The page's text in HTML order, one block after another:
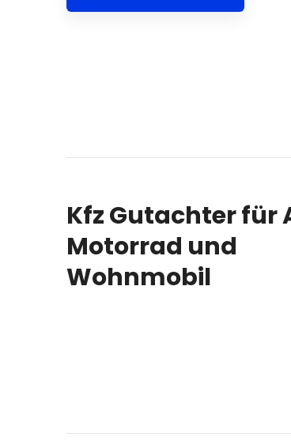
Kfz Gutachter für
Motorrad und
Wohnmobil